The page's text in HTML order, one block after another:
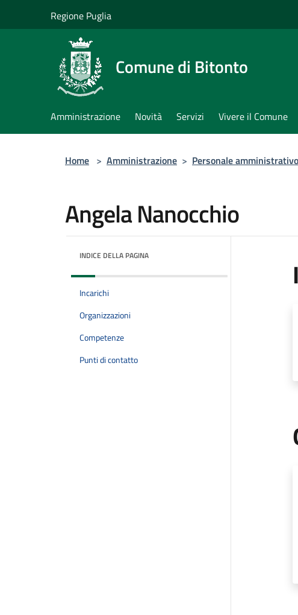
Regione Puglia
Comune di Bitonto
Amministrazione Novità Servizi Vivere il Comune
Home > Amministrazione > Personale amministrativo
Angela Nanocchio
INDICE DELLA PAGINA
Incarichi
Organizzazioni
Competenze
Punti di contatto